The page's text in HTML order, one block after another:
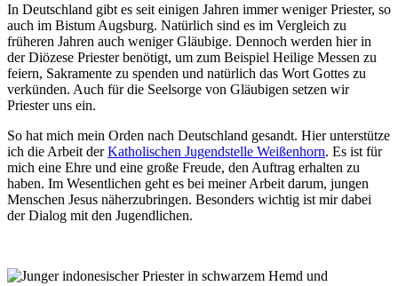
In Deutschland gibt es seit einigen Jahren immer weniger Priester, so
auch im Bistum Augsburg. Natürlich sind es im Vergleich zu
früheren Jahren auch weniger Gläubige. Dennoch werden hier in
der Diözese Priester benötigt, um zum Beispiel Heilige Messen zu
feiern, Sakramente zu spenden und natürlich das Wort Gottes zu
verkünden. Auch für die Seelsorge von Gläubigen setzen wir
Priester uns ein.
So hat mich mein Orden nach Deutschland gesandt. Hier unterstütze
ich die Arbeit derKatholischen Jugendstelle Weißenhorn. Es ist für
mich eine Ehre und eine große Freude, den Auftrag erhalten zu
haben. Im Wesentlichen geht es bei meiner Arbeit darum, jungen
Menschen Jesus näherzubringen. Besonders wichtig ist mir dabei
der Dialog mit den Jugendlichen.